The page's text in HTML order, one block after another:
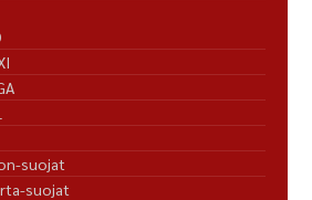
suojat
suojat